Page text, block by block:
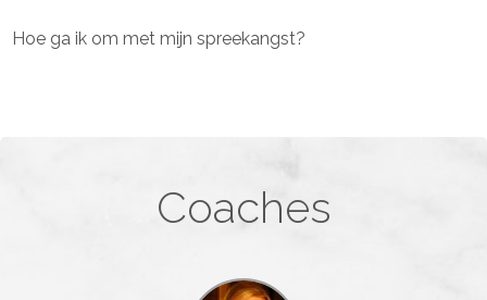
Hoe ga ik om met mijn spreekangst?
Coaches